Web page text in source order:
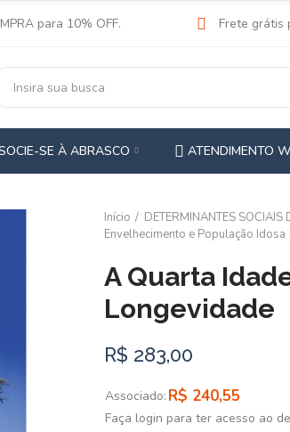
para 10% OFF. Frete grátis
SE À ABRASCO ATENDIMENTO
Início
DETERMINANTES SOCIAIS
Envelhecimento e População Idosa
A Quarta
Longevidade
R$ 283,00
Associado: R$ 240,55
Faça login para ter acesso ao